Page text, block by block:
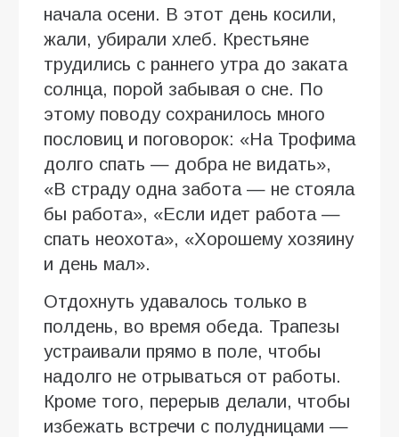
начала осени. В этот день косили,
жали, убирали хлеб. Крестьяне
трудились с раннего утра до заката
солнца, порой забывая о сне. По
этому поводу сохранилось много
пословиц и поговорок: «На Трофима
долго спать — добра не видать»,
«В страду одна забота — не стояла
бы работа», «Если идет работа —
спать неохота», «Хорошему хозяину
и день мал».
Отдохнуть удавалось только в
полдень, во время обеда. Трапезы
устраивали прямо в поле, чтобы
надолго не отрываться от работы.
Кроме того, перерыв делали, чтобы
избежать встречи с полудницами —